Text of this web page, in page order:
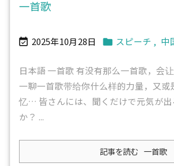
一首歌
 2025年10月28日  スピーチ , 中
日本語 一首歌 有没有那么一首歌，会
一聊一首歌带给你什么样的力量，又或
忆… 皆さんには、聞くだけで元気が
か？ ...
記事を読む 一首歌